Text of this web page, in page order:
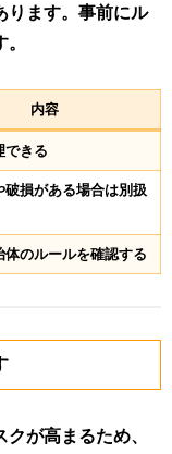
ります。事前にル
内容
できる
破損がある場合は別扱
体のルールを確認する
が高まるため、